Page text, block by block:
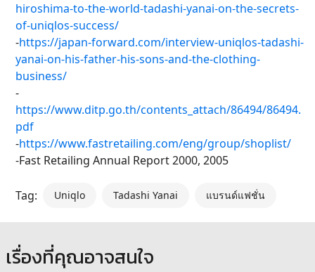
hiroshima-to-the-world-tadashi-yanai-on-the-secrets-
of-uniqlos-success/
-https://japan-forward.com/interview-uniqlos-tadashi-
yanai-on-his-father-his-sons-and-the-clothing-
business/
-
https://www.ditp.go.th/contents_attach/86494/86494.
pdf
-https://www.fastretailing.com/eng/group/shoplist/
-Fast Retailing Annual Report 2000, 2005
Tag: Uniqlo Tadashi Yanai แบรนด์แฟชั่น
เรื่องที่คุณอาจสนใจ